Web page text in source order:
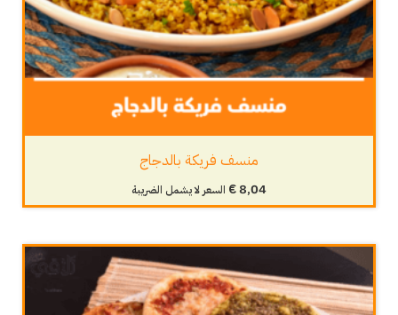
منسف فريكة بالدجاج
€8,04 السعر لا يشمل الضريبة